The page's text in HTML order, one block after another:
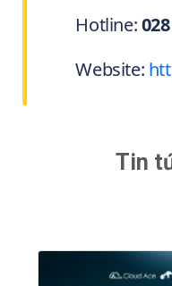
Hotline:
Website:
Tin